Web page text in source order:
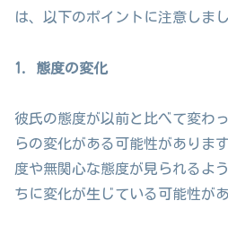
は、以下のポイントに注意しまし
1. 態度の変化
彼氏の態度が以前と比べて変わ
らの変化がある可能性がありま
度や無関心な態度が見られるよ
ちに変化が生じている可能性があ